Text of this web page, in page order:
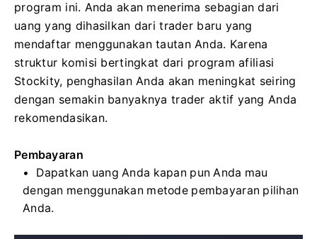
program ini. Anda akan menerima sebagian dari
uang yang dihasilkan dari trader baru yang
mendaftar menggunakan tautan Anda. Karena
struktur komisi bertingkat dari program afiliasi
Stockity, penghasilan Anda akan meningkat seiring
dengan semakin banyaknya trader aktif yang Anda
rekomendasikan.
Pembayaran
Dapatkan uang Anda kapan pun Anda mau
dengan menggunakan metode pembayaran pilihan
Anda.